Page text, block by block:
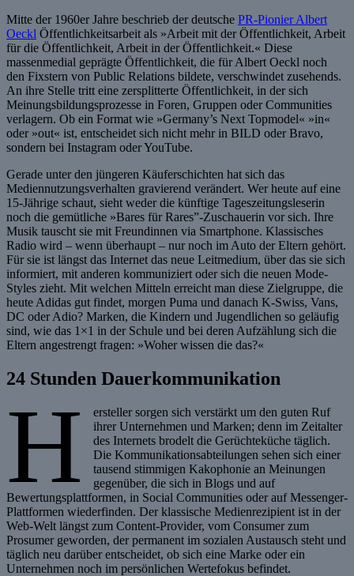
Mitte der 1960er Jahre beschrieb der deutsche PR-Pionier Albert
Oeckl Öffentlichkeitsarbeit als »Arbeit mit der Öffentlichkeit, Arbeit
für die Öffentlichkeit, Arbeit in der Öffentlichkeit.« Diese
massenmedial geprägte Öffentlichkeit, die für Albert Oeckl noch
den Fixstern von Public Relations bildete, verschwindet zusehends.
An ihre Stelle tritt eine zersplitterte Öffentlichkeit, in der sich
Meinungsbildungsprozesse in Foren, Gruppen oder Communities
verlagern. Ob ein Format wie »Germany’s Next Topmodel« »in«
oder »out« ist, entscheidet sich nicht mehr in BILD oder Bravo,
sondern bei Instagram oder YouTube.
Gerade unter den jüngeren Käuferschichten hat sich das
Mediennutzungsverhalten gravierend verändert. Wer heute auf eine
15-Jährige schaut, sieht weder die künftige Tageszeitungsleserin
noch die gemütliche »Bares für Rares”-Zuschauerin vor sich. Ihre
Musik tauscht sie mit Freundinnen via Smartphone. Klassisches
Radio wird – wenn überhaupt – nur noch im Auto der Eltern gehört.
Für sie ist längst das Internet das neue Leitmedium, über das sie sich
informiert, mit anderen kommuniziert oder sich die neuen Mode-
Styles zieht. Mit welchen Mitteln erreicht man diese Zielgruppe, die
heute Adidas gut findet, morgen Puma und danach K-Swiss, Vans,
DC oder Adio? Marken, die Kindern und Jugendlichen so geläufig
sind, wie das 1×1 in der Schule und bei deren Aufzählung sich die
Eltern angestrengt fragen: »Woher wissen die das?«
24 Stunden Dauerkommunikation
H
ersteller sorgen sich verstärkt um den guten Ruf
ihrer Unternehmen und Marken; denn im Zeitalter
des Internets brodelt die Gerüchteküche täglich.
Die Kommunikationsabteilungen sehen sich einer
tausend stimmigen Kakophonie an Meinungen
gegenüber, die sich in Blogs und auf
Bewertungsplattformen, in Social Communities oder auf Messenger-
Plattformen wiederfinden. Der klassische Medienrezipient ist in der
Web-Welt längst zum Content-Provider, vom Consumer zum
Prosumer geworden, der permanent im sozialen Austausch steht und
täglich neu darüber entscheidet, ob sich eine Marke oder ein
Unternehmen noch im persönlichen Wertefokus befindet.